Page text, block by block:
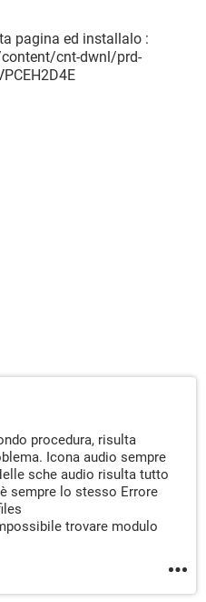
pagina ed installalo :
cnt-dwnl/prd-
procedura, risulta
Icona audio sempre
sche audio risulta tutto
sempre lo stesso Errore
trovare modulo